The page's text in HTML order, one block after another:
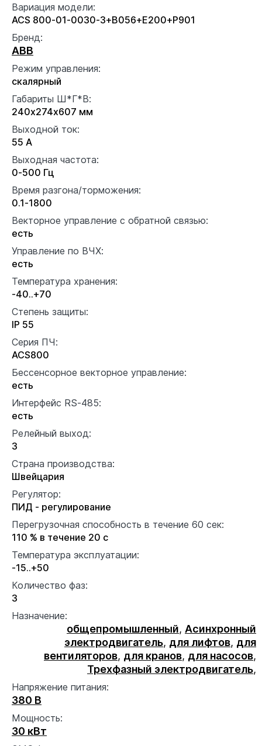
Вариация модели:
ACS 800-01-0030-3+B056+E200+P901
Бренд:
ABB
Режим управления:
скалярный
Габариты Ш*Г*В:
240x274x607 мм
Выходной ток:
55 А
Выходная частота:
0-500 Гц
Время разгона/торможения:
0.1-1800
Векторное управление с обратной связью:
есть
Управление по ВЧХ:
есть
Температура хранения:
-40..+70
Степень защиты:
IP 55
Серия ПЧ:
ACS800
Бессенсорное векторное управление:
есть
Интерфейс RS-485:
есть
Релейный выход:
3
Страна производства:
Швейцария
Регулятор:
ПИД - регулирование
Перегрузочная способность в течение 60 сек:
110 % в течение 20 с
Температура эксплуатации:
-15..+50
Количество фаз:
3
Назначение:
общепромышленный, Асинхронный
электродвигатель, для лифтов, для
вентиляторов, для кранов, для насосов,
Трехфазный электродвигатель,
Напряжение питания:
380 В
Мощность:
30 кВт